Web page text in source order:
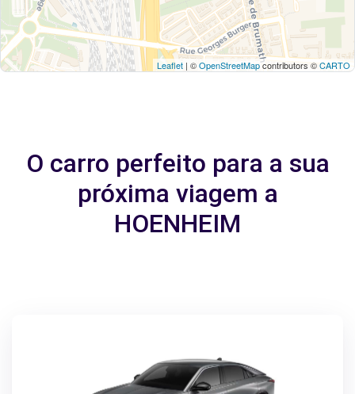
Leaflet | ©OpenStreetMapcontributors ©CARTO
O carro perfeito para a sua
próxima viagem a
HOENHEIM